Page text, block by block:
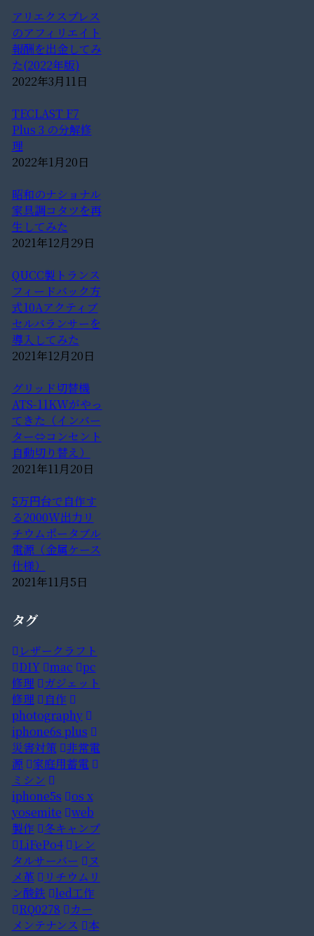
アリエクスプレス
のアフィリエイト
報酬を出金してみ
た(2022年版)
2022年3月11日
TECLAST F7
Plus 3 の分解修
理
2022年1月20日
昭和のナショナル
家具調コタツを再
生してみた
2021年12月29日
QUCC製トランス
フィードバック方
式10Aアクティブ
セルバランサーを
導入してみた
2021年12月20日
グリッド切替機
ATS-11KWがやっ
てきた（インバー
ター⇔コンセント
自動切り替え）
2021年11月20日
5万円台で自作す
る2000W出力リ
チウムポータブル
電源（金属ケース
仕様）
2021年11月5日
タグ
レザークラフト
DIY
mac
pc
修理
ガジェット
修理
自作
photography
iphone6s plus
災害対策
非常電
源
家庭用蓄電
ミシン
iphone5s
os x
yosemite
web
製作
冬キャンプ
LiFePo4
レン
タルサーバー
ヌ
メ革
リチウムリ
ン酸鉄
led工作
RQ0278
カー
メンテナンス
本